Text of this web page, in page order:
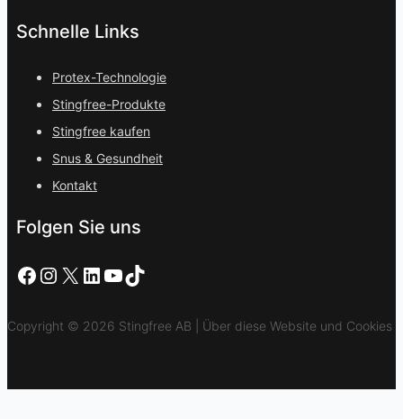
Schnelle Links
Protex-Technologie
Stingfree-Produkte
Stingfree kaufen
Snus & Gesundheit
Kontakt
Folgen Sie uns
Facebook
Instagram
X LinkedIn
YouTube
TikTok
Copyright © 2026 Stingfree AB | Über diese Website und Cookies